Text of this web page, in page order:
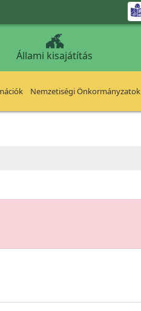
Állami kisajátítás
Nemzetiségi Önkormányzatok